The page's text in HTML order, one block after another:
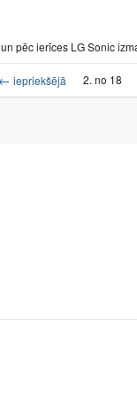
pēc ierīces LG Sonic
← iepriekšējā 2. no 18